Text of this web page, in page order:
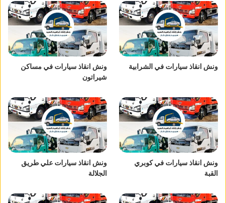
ونش انقاذ سيارات في الشرابية
ونش انقاذ سيارات في مساكن
شيراتون
ونش انقاذ سيارات في كوبري
القبة
ونش انقاذ سيارات علي طريق
الجلالة